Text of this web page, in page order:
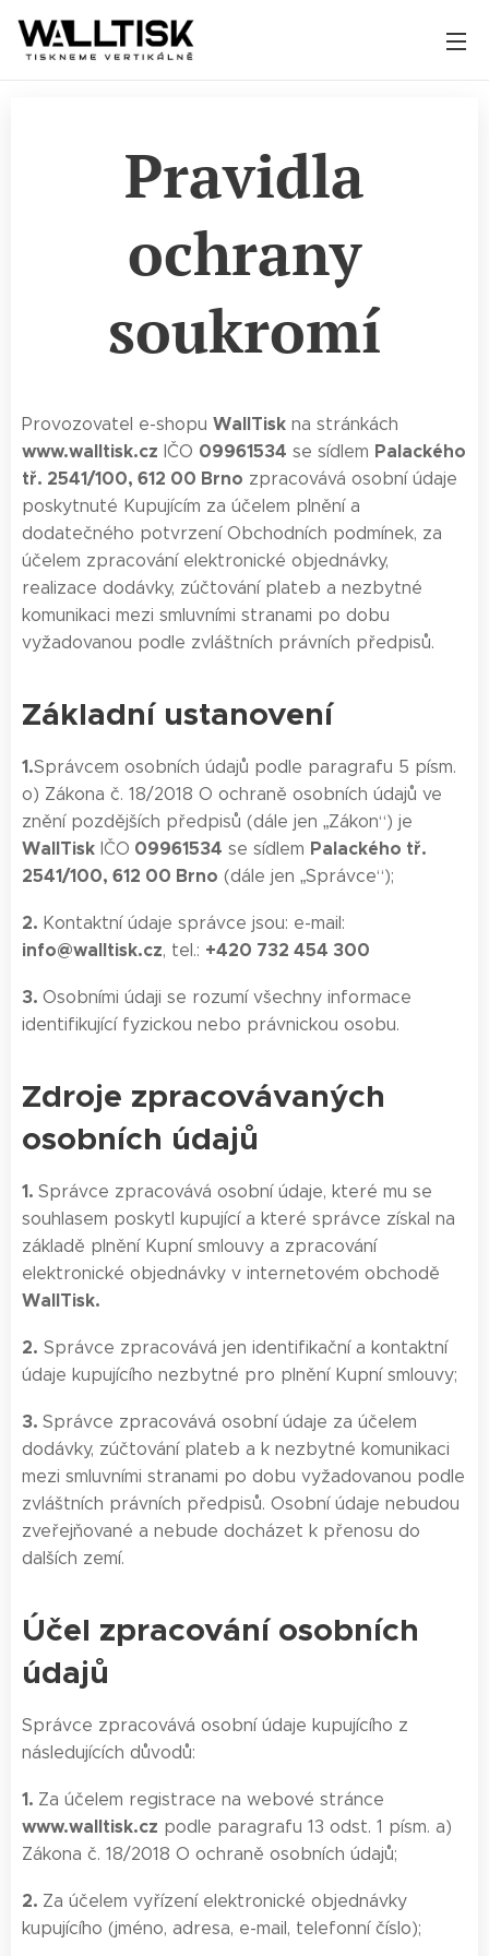
Pravidla
ochrany
soukromí
Provozovatel e-shopu WallTisk na stránkách
www.walltisk.cz IČO 09961534 se sídlem Palackého
tř. 2541/100, 612 00 Brno zpracovává osobní údaje
poskytnuté Kupujícím za účelem plnění a
dodatečného potvrzení Obchodních podmínek, za
účelem zpracování elektronické objednávky,
realizace dodávky, zúčtování plateb a nezbytné
komunikaci mezi smluvními stranami po dobu
vyžadovanou podle zvláštních právních předpisů.
Základní ustanovení
1.Správcem osobních údajů podle paragrafu 5 písm.
o) Zákona č. 18/2018 O ochraně osobních údajů ve
znění pozdějších předpisů (dále jen „Zákon“) je
WallTisk IČO 09961534 se sídlem Palackého tř.
2541/100, 612 00 Brno (dále jen „Správce“);
2. Kontaktní údaje správce jsou: e-mail:
info@walltisk.cz, tel.: +420 732 454 300
3. Osobními údaji se rozumí všechny informace
identifikující fyzickou nebo právnickou osobu.
Zdroje zpracovávaných
osobních údajů
1. Správce zpracovává osobní údaje, které mu se
souhlasem poskytl kupující a které správce získal na
základě plnění Kupní smlouvy a zpracování
elektronické objednávky v internetovém obchodě
WallTisk.
2. Správce zpracovává jen identifikační a kontaktní
údaje kupujícího nezbytné pro plnění Kupní smlouvy;
3. Správce zpracovává osobní údaje za účelem
dodávky, zúčtování plateb a k nezbytné komunikaci
mezi smluvními stranami po dobu vyžadovanou podle
zvláštních právních předpisů. Osobní údaje nebudou
zveřejňované a nebude docházet k přenosu do
dalších zemí.
Účel zpracování osobních
údajů
Správce zpracovává osobní údaje kupujícího z
následujících důvodů:
1. Za účelem registrace na webové stránce
www.walltisk.cz podle paragrafu 13 odst. 1 písm. a)
Zákona č. 18/2018 O ochraně osobních údajů;
2. Za účelem vyřízení elektronické objednávky
kupujícího (jméno, adresa, e-mail, telefonní číslo);